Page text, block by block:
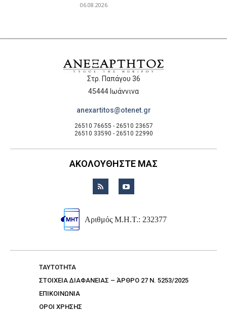
06.08.2026
Στρ. Παπάγου 36
45444 Ιωάννινα
anexartitos@otenet.gr
26510 76655 - 26510 23657
26510 33590 - 26510 22990
ΑΚΟΛΟΥΘΗΣΤΕ ΜΑΣ
Αριθμός Μ.Η.Τ.: 232377
TAYTOTHTA
ΣΤΟΙΧΕΙΑ ΔΙΑΦΑΝΕΙΑΣ – ΆΡΘΡΟ 27 Ν. 5253/2025
ΕΠΙΚΟΙΝΩΝΙΑ
ΟΡΟΙ ΧΡΗΣΗΣ